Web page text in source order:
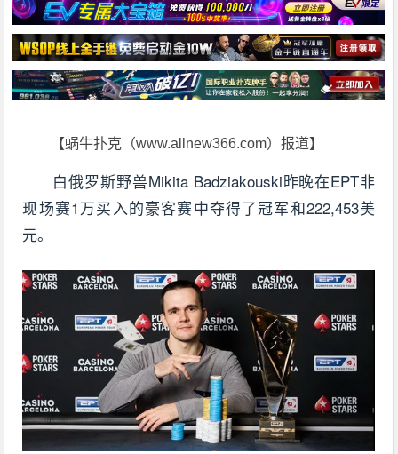
【蜗牛扑克（www.allnew366.com）报道】
白俄罗斯野兽Mikita Badziakouski昨晚在EPT非
现场赛1万买入的豪客赛中夺得了冠军和222,453美
元。